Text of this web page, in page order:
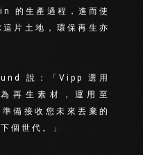
的生產過程，進而使
片土地，環保再生亦
說：「Vipp 選用
再生素材，運用至
備接收您未來丟棄的
個世代。」